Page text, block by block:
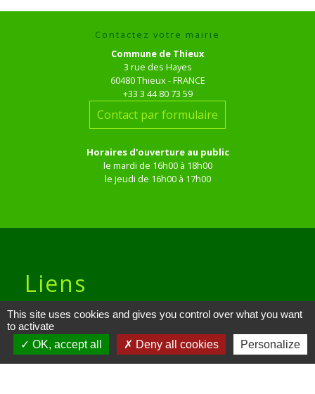
Contactez votre mairie
Commune de Thieux
3 rue des Hayes
60480 Thieux - FRANCE
+33 3 44 80 73 59
Contact par formulaire
Horaires d'ouverture au public
le mardi de 16h00 à 18h00
le jeudi de 16h00 à 17h00
Liens
Site réalisé par KOM Conseil
Oise mobilité
This site uses cookies and gives you control over what you want
to activate
OK, accept all
Deny all cookies Personalize